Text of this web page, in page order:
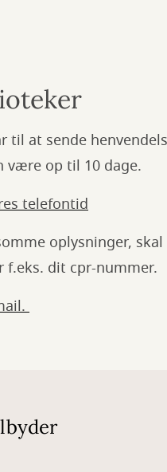
at sende
være op til 10 dage.
telefontid
oplysninger,
f.eks. dit cpr-nummer.